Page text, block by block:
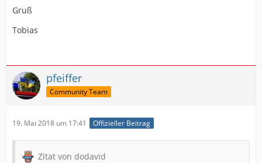
Dave
Gruß
Tobias
pfeiffer
Community Team
19. Mai 2018 um 17:41 Offizieller Beitrag
Zitat von dodavid